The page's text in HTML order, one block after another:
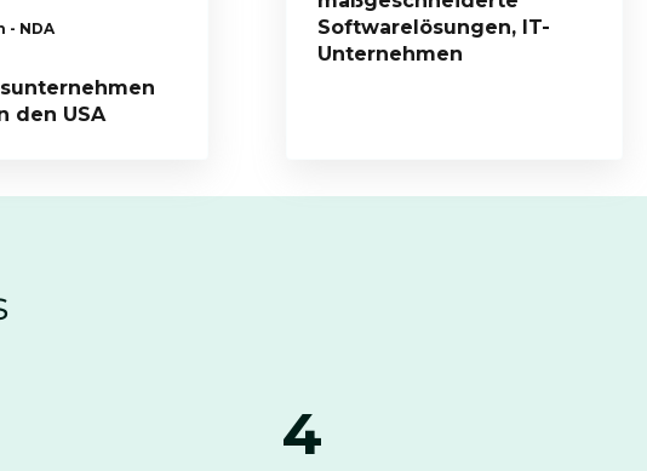
- NDA
den USA
Softwarelösungen, IT-
Unternehmen
4